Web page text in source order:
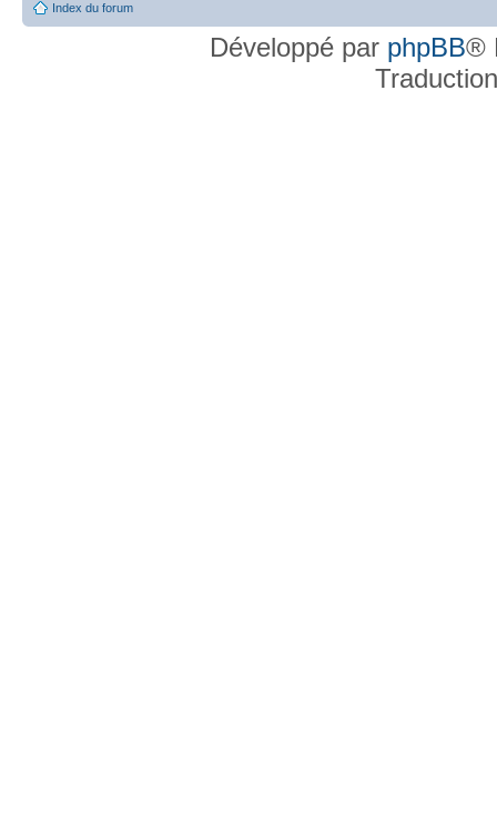
Index du forum
Développé par phpBB®